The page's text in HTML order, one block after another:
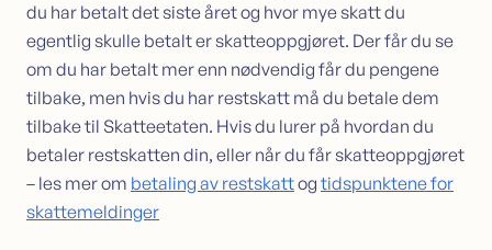
du har betalt det siste året og hvor mye skatt du
egentlig skulle betalt er skatteoppgjøret. Der får du se
om du har betalt mer enn nødvendig får du pengene
tilbake, men hvis du har restskatt må du betale dem
tilbake til Skatteetaten. Hvis du lurer på hvordan du
betaler restskatten din, eller når du får skatteoppgjøret
– les mer om betaling av restskattog tidspunktene for
skattemeldinger